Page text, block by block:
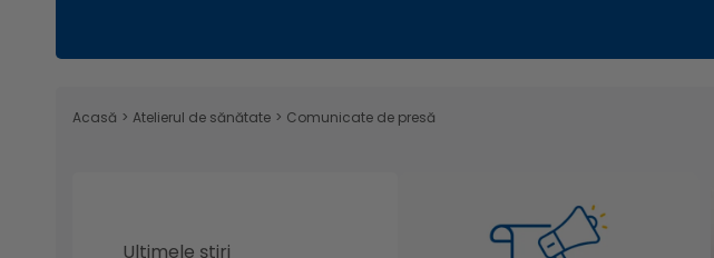
Acasă > Atelierul de sănătate > Comunicate de presă
Ultimele știri